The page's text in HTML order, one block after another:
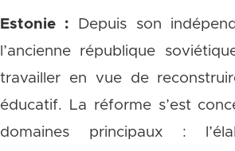
Estonie : Depuis son
l’ancienne république
travailler en vue de
éducatif. La réforme s’est
domaines principaux :